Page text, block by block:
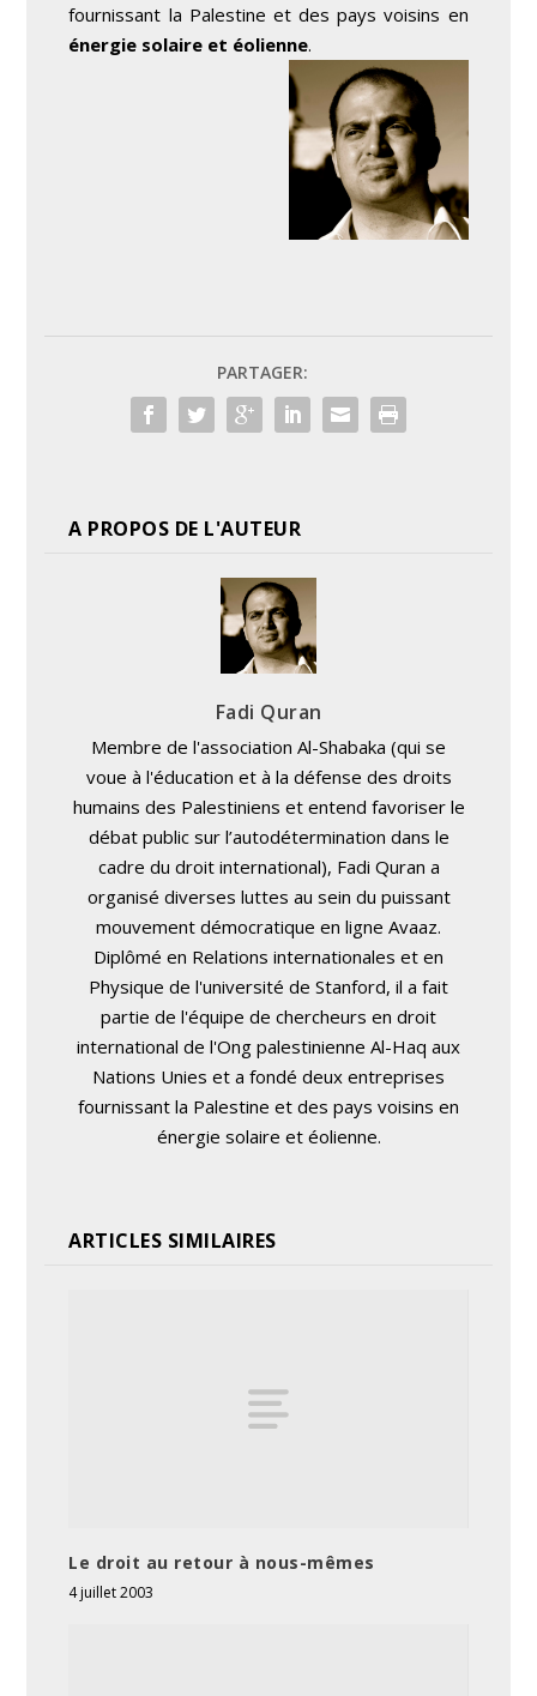
fournissant la Palestine et des pays voisins en
énergie solaire et éolienne.
PARTAGER:
A PROPOS DE L'AUTEUR
Fadi Quran
Membre de l'association Al-Shabaka (qui se
voue à l'éducation et à la défense des droits
humains des Palestiniens et entend favoriser le
débat public sur l’autodétermination dans le
cadre du droit international), Fadi Quran a
organisé diverses luttes au sein du puissant
mouvement démocratique en ligne Avaaz.
Diplômé en Relations internationales et en
Physique de l'université de Stanford, il a fait
partie de l'équipe de chercheurs en droit
international de l'Ong palestinienne Al-Haq aux
Nations Unies et a fondé deux entreprises
fournissant la Palestine et des pays voisins en
énergie solaire et éolienne.
ARTICLES SIMILAIRES
Le droit au retour à nous-mêmes
4 juillet 2003